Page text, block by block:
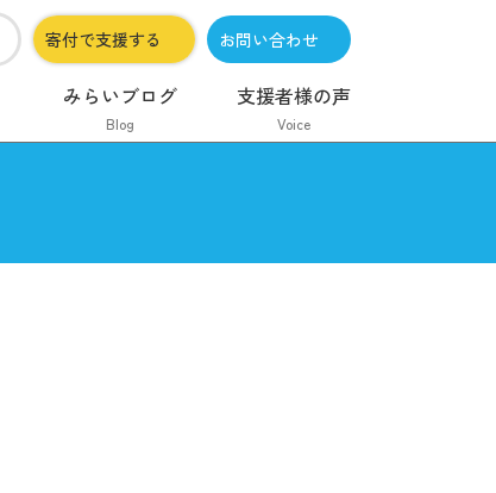
寄付で支援する お問い合わせ
みらいブログ
Blog
支援者様の声
Voice